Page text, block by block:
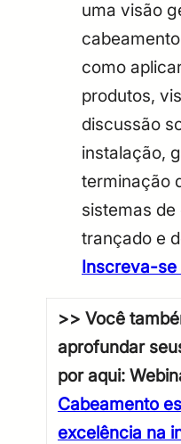
uma visão
como
produtos,
discussão
instalação,
terminação
sistemas
trançado e
Inscreva-se
>> Você
aprofundar
por aqui:
Cabeamento
excelência na